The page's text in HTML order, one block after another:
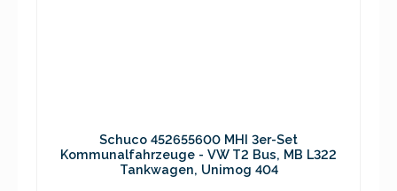
Schuco 452655600 MHI 3er-Set
Kommunalfahrzeuge - VW T2 Bus, MB L322
Tankwagen, Unimog 404